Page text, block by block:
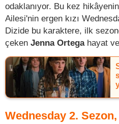
odaklanıyor. Bu kez
Ailesi'nin ergen kızı
Dizide bu karaktere, ilk
çeken Jenna Ortegahayat
Wednesday 2.